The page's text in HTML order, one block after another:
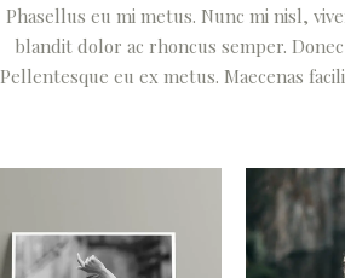
Phasellus eu mi metus. Nunc mi nisl,
blandit dolor ac rhoncus semper.
Pellentesque eu ex metus. Maecenas